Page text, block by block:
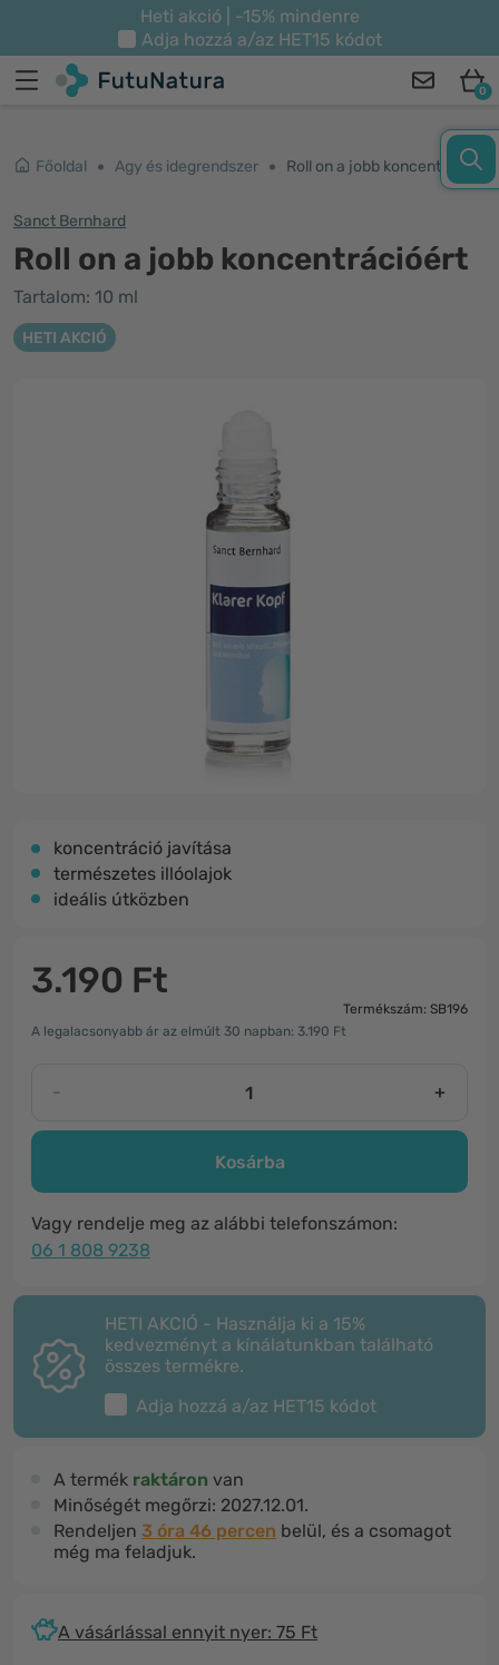
Heti akció | -15% mindenre
Adja hozzá a/az HET15 kódot
0
Főoldal Agy és idegrendszer Roll on a jobb koncentrációért
Sanct Bernhard
Roll on a jobb koncentrációért
Tartalom: 10 ml
HETI AKCIÓ
koncentráció javítása
természetes illóolajok
ideális útközben
3.190 Ft
Termékszám: SB196
A legalacsonyabb ár az elmúlt 30 napban: 3.190 Ft
- +
Kosárba
Vagy rendelje meg az alábbi telefonszámon:
06 1 808 9238
HETI AKCIÓ - Használja ki a 15%
kedvezményt a kínálatunkban található
összes termékre.
Adja hozzá a/az HET15 kódot
A termék raktáron van
Minőségét megőrzi: 2027.12.01.
Rendeljen 3 óra 46 percen belül, és a csomagot
még ma feladjuk.
A vásárlással ennyit nyer: 75 Ft